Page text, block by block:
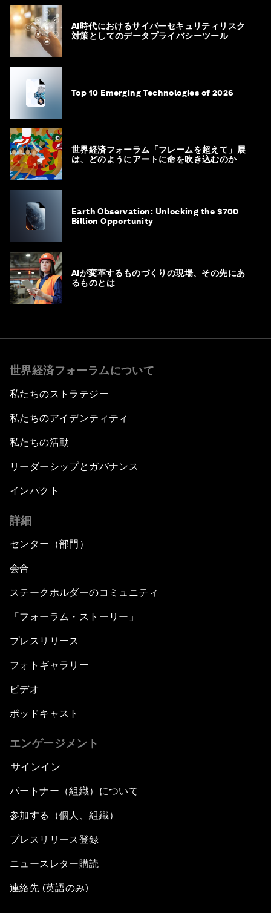
AI時代におけるサイバーセキュリティリスク
対策としてのデータプライバシーツール
Top 10 Emerging Technologies of 2026
世界経済フォーラム「フレームを超えて」展
は、どのようにアートに命を吹き込むのか
Earth Observation: Unlocking the $700
Billion Opportunity
AIが変革するものづくりの現場、その先にあ
るものとは
世界経済フォーラムについて
私たちのストラテジー
私たちのアイデンティティ
私たちの活動
リーダーシップとガバナンス
インパクト
詳細
センター（部門）
会合
ステークホルダーのコミュニティ
「フォーラム・ストーリー」
プレスリリース
フォトギャラリー
ビデオ
ポッドキャスト
エンゲージメント
サインイン
パートナー（組織）について
参加する（個人、組織）
プレスリリース登録
ニュースレター購読
連絡先 (英語のみ)